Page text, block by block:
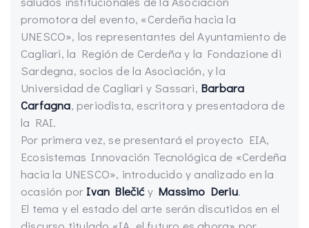
promotora del evento, «Cerdeña hacia la
UNESCO», los representantes del Ayuntamiento de
Cagliari, la Región de Cerdeña y la Fondazione di
Sardegna, socios de la Asociación, y la
Universidad de Cagliari y Sassari, Barbara
Carfagna, periodista, escritora y presentadora de
la RAI.
Por primera vez, se presentará el proyecto EIA,
Ecosistemas Innovación Tecnológica de «Cerdeña
hacia la UNESCO», introducido y analizado en la
ocasión por Ivan Blečićy Massimo Deriu.
El tema y el estado del arte serán discutidos en el